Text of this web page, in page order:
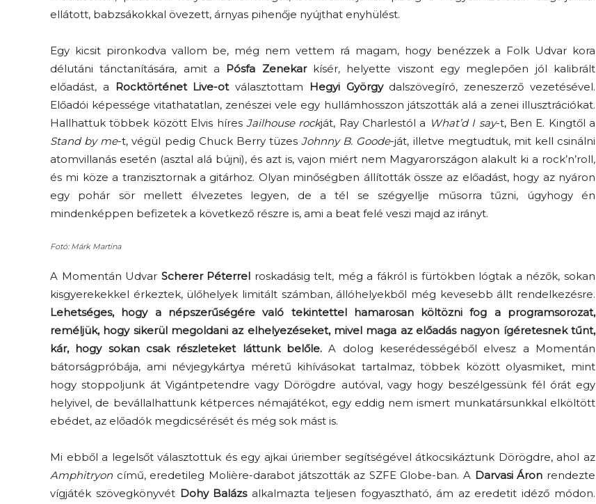
ellátott, babzsákokkal övezett, árnyas pihenője nyújthat enyhülést.
Egy kicsit pironkodva vallom be, még nem vettem rá magam, hogy benézzek a Folk Udvar kora
délutáni tánctanítására, amit a Pósfa Zenekarkísér, helyette viszont egy meglepően jól kalibrált
előadást, a
Rocktörténet Live-otválasztottam Hegyi Györgydalszövegíró, zeneszerző vezetésével.
Előadói képessége vitathatatlan, zenészei vele egy hullámhosszon játszották alá a zenei illusztrációkat.
Hallhattuk többek között Elvis híres Jailhouse rockját, Ray Charlestól a What’d I say-t, Ben E. Kingtől a
Stand by me-t, végül pedig Chuck Berry tüzesJohnny B. Goode-ját, illetve megtudtuk, mit kell csinálni
atomvillanás esetén (asztal alá bújni), és azt is, vajon miért nem Magyarországon alakult ki a rock’n’roll,
és mi köze a tranzisztornak a gitárhoz. Olyan minőségben állították össze az előadást, hogy az nyáron
egy pohár sör mellett élvezetes legyen, de a tél se szégyellje műsorra tűzni, úgyhogy én
mindenképpen befizetek a következő részre is, ami a beat felé veszi majd az irányt.
Fotó: Márk Martina
A Momentán Udvar Scherer Péterrel roskadásig telt, még a fákról is fürtökben lógtak a nézők, sokan
kisgyerekekkel érkeztek, ülőhelyek limitált számban, állóhelyekből még kevesebb állt rendelkezésre.
Lehetséges, hogy a népszerűségére való tekintettel hamarosan költözni fog a programsorozat,
reméljük, hogy sikerül megoldani az elhelyezéseket, mivel maga az előadás nagyon ígéretesnek tűnt,
kár, hogy sokan csak részleteket láttunk belőle. A dolog keserédességéből elvesz a Momentán
bátorságpróbája, ami névjegykártya méretű kihívásokat tartalmaz, többek között olyasmiket, mint
hogy stoppoljunk át Vigántpetendre vagy Dörögdre autóval, vagy hogy beszélgessünk fél órát egy
helyivel, de bevállalhattunk kétperces némajátékot, egy eddig nem ismert munkatársunkkal elköltött
ebédet, az előadók megdicsérését és még sok mást is.
Mi ebből a legelsőt választottuk és egy ajkai úriember segítségével átkocsikáztunk Dörögdre, ahol az
Amphitryon című, eredetileg Molière-darabot játszották az SZFE Globe-ban. A Darvasi Áron rendezte
vígjáték szövegkönyvét Dohy Balázsalkalmazta teljesen fogyasztható, ám az eredetit idéző módon.